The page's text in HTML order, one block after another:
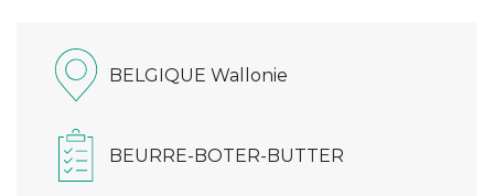
BELGIQUE Wallonie
BEURRE-BOTER-BUTTER